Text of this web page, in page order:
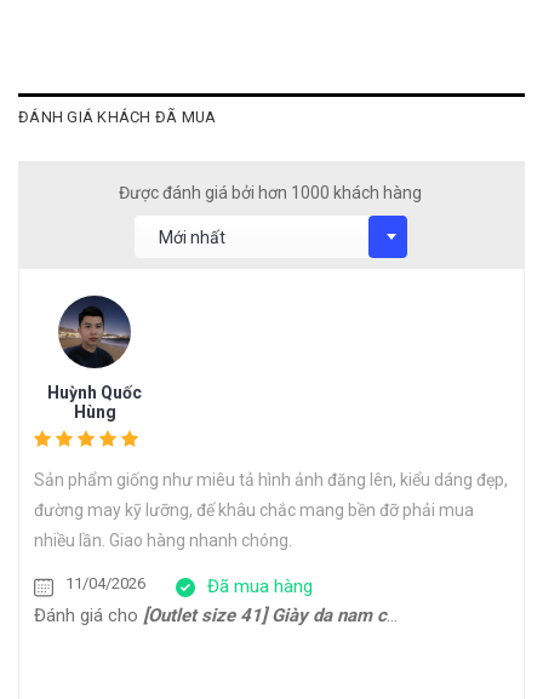
ĐÁNH GIÁ KHÁCH ĐÃ MUA
Được đánh giá bởi hơn 1000 khách hàng
Huỳnh Quốc
Hùng
Sản phẩm giống như miêu tả hình ảnh đăng lên, kiểu dáng đẹp,
đường may kỹ lưỡng, đế khâu chắc mang bền đỡ phải mua
nhiều lần. Giao hàng nhanh chóng.
11/04/2026
Đã mua hàng
Đánh giá cho [Outlet size 41] Giày da nam cổ điển đế da bò Oxford 1701G